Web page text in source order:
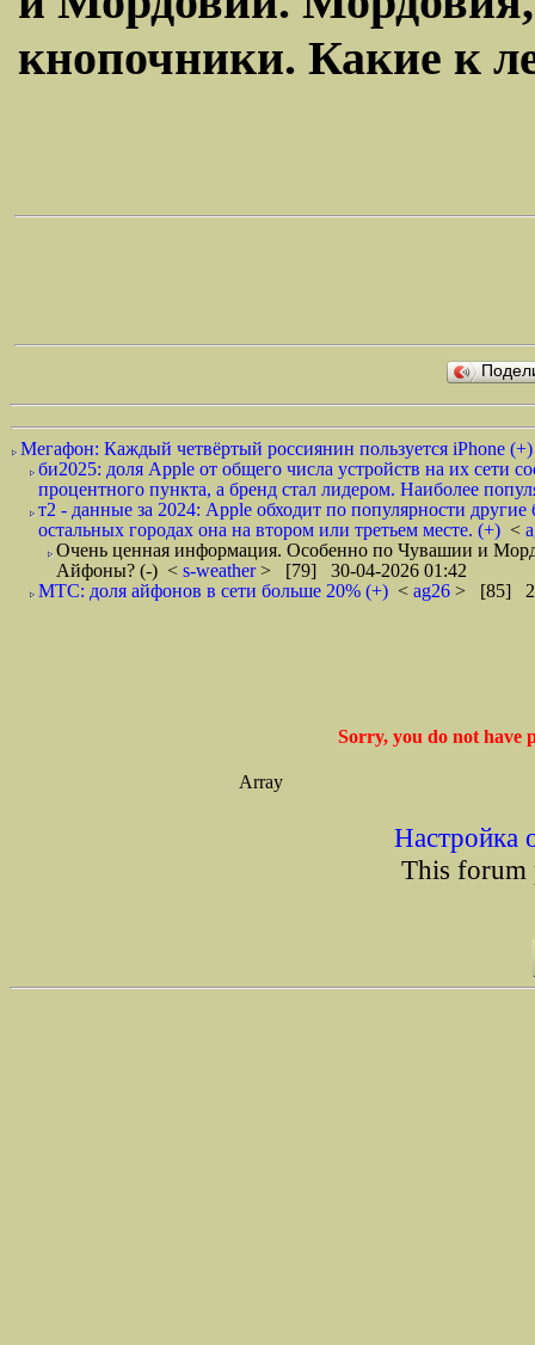
кнопочники. Какие к
Мегафон: Каждый четвёртый россиянин пользуется iPhone (+)
би2025: доля Apple от общего числа устройств на их сети
процентного пункта, а бренд стал лидером. Наиболее
т2 - данные за 2024: Apple обходит по популярности
остальных городах она на втором или третьем месте. (+) <
Очень ценная информация. Особенно по Чувашии и
Айфоны? (-) < s-weather> [79] 30-04-2026 01:42
МТС: доля айфонов в сети больше 20% (+) < ag26 > [85]
Sorry, you do not have
Array
Настройка
This